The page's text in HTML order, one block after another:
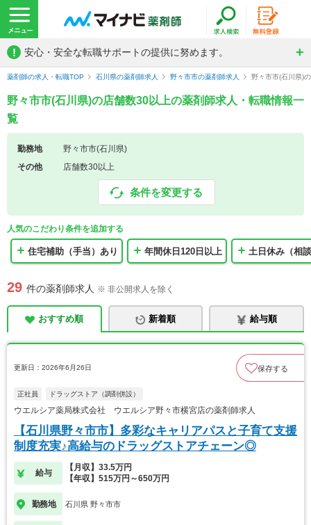
! 安心・安全な転職サポートの提供に努めます。
薬剤師の求人・転職TOP 石川県の薬剤師求人 野々市市の薬剤師求人 野々市市(石川県)
野々市市(石川県)の店舗数30以上の薬剤師求人・転職情報一
覧
勤務地
野々市市(石川県)
その他
店舗数30以上
条件を変更する
人気のこだわり条件を追加する
住宅補助（手当）あり 年間休日120日以上 土日休み（相
29 件の薬剤師求人 ※ 非公開求人を除く
おすすめ順 新着順 給与順
更新日：2026年6月26日 保存する
正社員 ドラッグストア（調剤併設）
ウエルシア薬局株式会社 ウエルシア野々市横宮店の薬剤師求人
【石川県野々市市】多彩なキャリアパスと子育て支援
制度充実♪高給与のドラッグストアチェーン◎
給与
【月収】33.5万円
【年収】515万円～650万円
勤務地 石川県 野々市市